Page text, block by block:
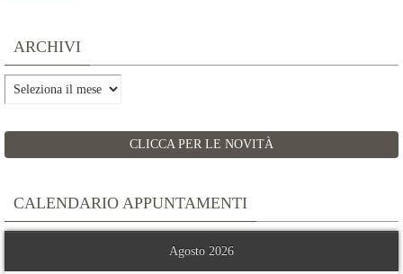
ARCHIVI
Archivi
CLICCA PER LE NOVITÀ
CALENDARIO APPUNTAMENTI
Agosto 2026